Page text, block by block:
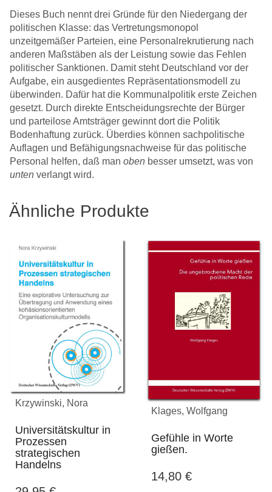
Dieses Buch nennt drei Gründe für den Niedergang der
politischen Klasse: das Vertretungsmonopol
unzeitgemäßer Parteien, eine Personalrekrutierung nach
anderen Maßstäben als der Leistung sowie das Fehlen
politischer Sanktionen. Damit steht Deutschland vor der
Aufgabe, ein ausgedientes Repräsentationsmodell zu
überwinden. Dafür hat die Kommunalpolitik erste Zeichen
gesetzt. Durch direkte Entscheidungsrechte der Bürger
und parteilose Amtsträger gewinnt dort die Politik
Bodenhaftung zurück. Überdies können sachpolitische
Auflagen und Befähigungsnachweise für das politische
Personal helfen, daß man oben besser umsetzt, was von
unten verlangt wird.
Ähnliche Produkte
Krzywinski, Nora
Universitätskultur in
Prozessen
strategischen
Handelns
Klages, Wolfgang
Gefühle in Worte
gießen.
14,80 €